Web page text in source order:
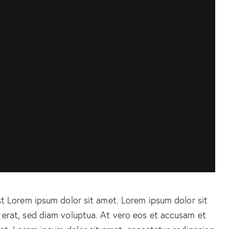
ipsum dolor sit amet. Lorem ipsum dolor sit
sed diam voluptua. At vero eos et accusam et